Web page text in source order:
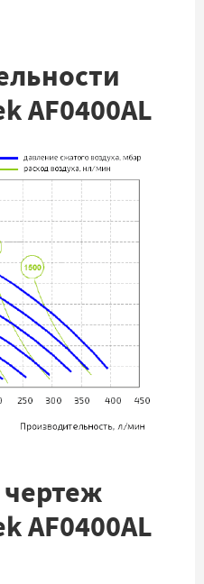
AF0400AL
AF0400AL